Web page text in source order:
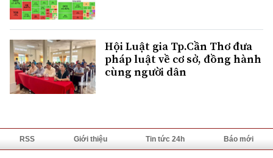
Hội Luật gia Tp.Cần Thơ đưa
pháp luật về cơ sở, đồng hành
cùng người dân
RSS Giới thiệu Tin tức 24h Báo mới